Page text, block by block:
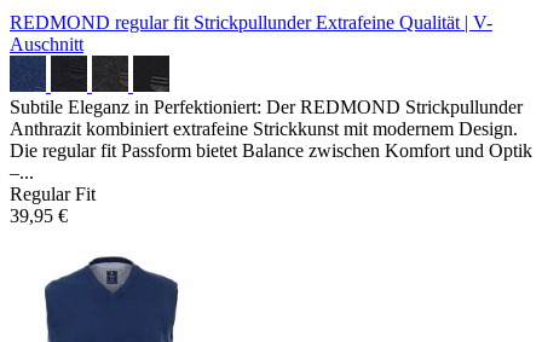
REDMOND regular fit StrickpullunderExtrafeine Qualität | V-
Auschnitt
Subtile Eleganz in Perfektioniert: Der REDMOND Strickpullunder
Anthrazit kombiniert extrafeine Strickkunst mit modernem Design.
Die regular fit Passform bietet Balance zwischen Komfort und Optik
–...
Regular Fit
39,95 €